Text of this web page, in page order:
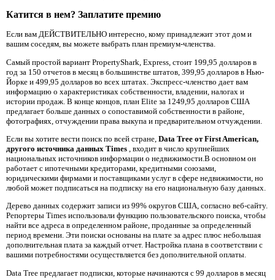
Катится в нем? Заплатите премию
Если вам ДЕЙСТВИТЕЛЬНО интересно, кому принадлежит этот дом и
вашим соседям, вы можете выбрать план премиум-членства.
Самый простой вариант PropertyShark, Express, стоит 199,95 долларов в
год за 150 отчетов в месяц в большинстве штатов, 399,95 долларов в Нью-
Йорке и 499,95 долларов во всех штатах. Экспресс-членство дает вам
информацию о характеристиках собственности, владении, налогах и
истории продаж. В конце концов, план Elite за 1249,95 долларов США
предлагает больше данных о сопоставимой собственности в районе,
фотографиях, отчуждении права выкупа и предварительном отчуждении.
Если вы хотите вести поиск по всей стране, Data Tree от First American,
другого источника данных Times , входит в число крупнейших
национальных источников информации о недвижимости.В основном он
работает с ипотечными кредиторами, кредитными союзами,
юридическими фирмами и поставщиками услуг в сфере недвижимости, но
любой может подписаться на подписку на его национальную базу данных.
Дерево данных содержит записи из 99% округов США, согласно веб-сайту.
Репортеры Times использовали функцию пользовательского поиска, чтобы
найти все адреса в определенном районе, проданные за определенный
период времени. Эти поиски основаны на плате за адрес плюс небольшая
дополнительная плата за каждый отчет. Настройка плана в соответствии с
вашими потребностями осуществляется без дополнительной оплаты.
Data Tree предлагает подписки, которые начинаются с 99 долларов в месяц